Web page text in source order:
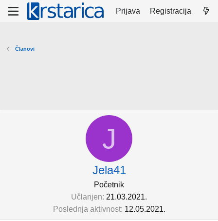
Prijava Registracija
Članovi
J
Jela41
Početnik
Učlanjen 21.03.2021.
Poslednja aktivnost 12.05.2021.